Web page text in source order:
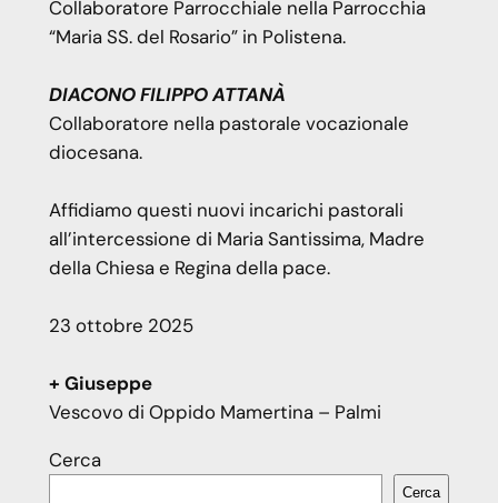
Collaboratore Parrocchiale nella Parrocchia
“Maria SS. del Rosario” in Polistena.
DIACONO FILIPPO ATTANÀ
Collaboratore nella pastorale vocazionale
diocesana.
Affidiamo questi nuovi incarichi pastorali
all’intercessione di Maria Santissima, Madre
della Chiesa e Regina della pace.
23 ottobre 2025
+ Giuseppe
Vescovo di Oppido Mamertina – Palmi
Cerca
Cerca